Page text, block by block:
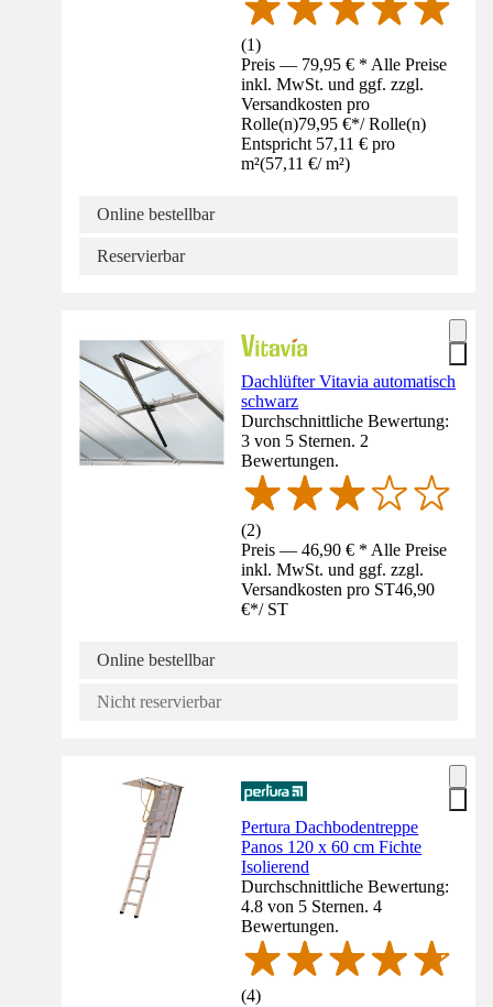
(1)
Preis — 79,95 € * Alle Preise
inkl. MwSt. und ggf. zzgl.
Versandkosten pro
Rolle(n)79,95 €*/ Rolle(n)
Entspricht 57,11 € pro
m²(57,11 €/ m²)
Online bestellbar
Reservierbar
Dachlüfter Vitavia automatisch
schwarz
Durchschnittliche Bewertung:
3 von 5 Sternen. 2
Bewertungen.
(2)
Preis — 46,90 € * Alle Preise
inkl. MwSt. und ggf. zzgl.
Versandkosten pro ST46,90
€*/ ST
Online bestellbar
Nicht reservierbar
Pertura Dachbodentreppe
Panos 120 x 60 cm Fichte
Isolierend
Durchschnittliche Bewertung:
4.8 von 5 Sternen. 4
Bewertungen.
(4)